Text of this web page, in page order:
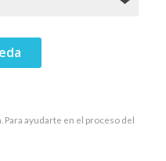
Para ayudarte en el proceso del